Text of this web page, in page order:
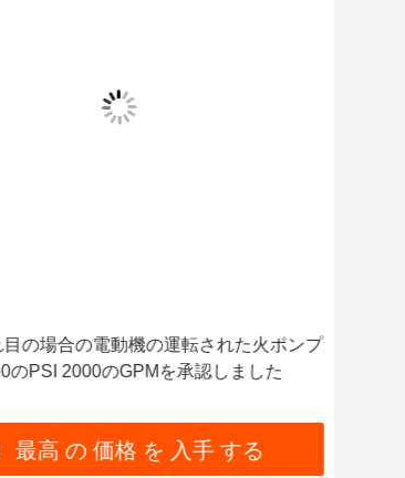
の場合の電動機の運転された火ポンプ
のPSI 2000のGPMを承認しました
最高 の 価格 を 入手 する